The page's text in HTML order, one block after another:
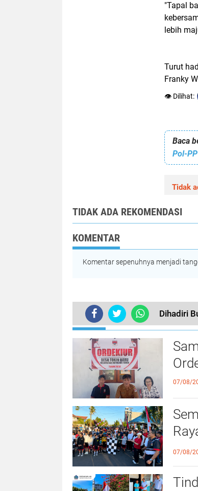
"Tapal
lebih
Turut
Franky
👁️ Dilihat:
Baca
Pol-
Tidak
TIDAK ADA REKOMENDASI
KOMENTAR
Komentar sepenuhnya menjadi
Dihadiri
TERKINI
07/08/
07/08/